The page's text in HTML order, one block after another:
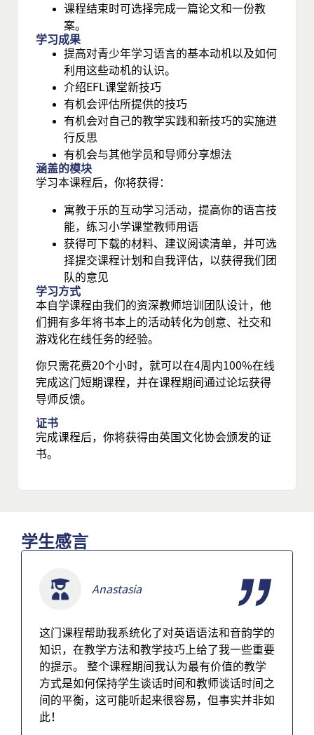
课程结束时可选择完成一篇论文和一份教
案。
学习成果
提高对青少年学习语言的基本动机以及如何
利用这些动机的认识。
介绍EFL课堂新技巧
有机会评估所提供的技巧
有机会对自己的教学实践和新技巧的实施进
行反思
有机会与其他学员和导师分享想法
涵盖的模块
学习本课程后，你将获得：
寓教于乐的互动学习活动，提高你的语言技
能，练习小学课堂教师用语
获得可下载的材料、建议阅读清单，并可选
择提交课程计划和自我评估，以获得我们团
队的意见
学习方式
本自学课程由我们的资深教师培训团队设计，他
们拥有多年将书本上的活动转化为创意、社交和
游戏化在线任务的经验。
你只需花费20个小时，就可以在4周内100%在线
完成这门短期课程，并在课程期间通过论坛获得
导师反馈。
证书
完成课程后，你将获得由英国文化协会颁发的证
书。
学生感言
Anastasia
这门课程帮助我系统化了对英语语法和音韵学的
知识，在教学方法和教学技巧上给了我一些重要
的提示。 整个课程期间我认为最有价值的教学
方式是如何保持学生谈话时间和教师谈话时间之
间的平衡，这可能听起来很容易，但事实并非如
此！